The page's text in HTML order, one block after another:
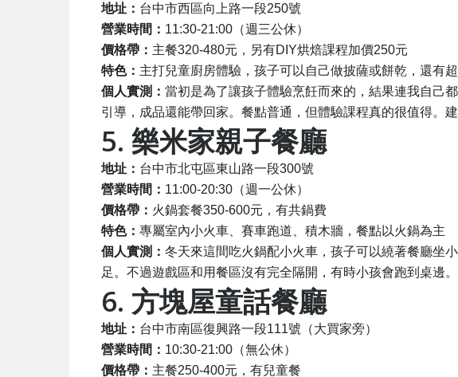
地址： 台中市西區向上路一段250號
營業時間： 11:30-21:00（週三公休）
價格帶： 主餐320-480元，另有DIY烘焙課程加價250元
特色： 主打兒童廚房體驗，孩子可以自己做披薩或餅乾，還有
個人實測： 當初是為了讓孩子體驗烹飪而來的，結果連我自己
引導，成品還能帶回家。餐點普通，但體驗課程真的很值得。
5. 樂米家親子餐廳
地址： 台中市北屯區東山路一段300號
營業時間： 11:00-20:30（週一公休）
價格帶： 火鍋套餐350-600元，有共鍋費
特色： 專屬室內小火車、賽車跑道、積木牆，餐點以火鍋為主
個人實測： 冬天來這間吃火鍋配小火車，孩子可以繞著餐廳坐
足。不過遊戲區和用餐區沒有完全隔開，有時小孩會跑到桌邊
6. 方塊屋童話餐廳
地址： 台中市南區復興路一段111號（大買家旁）
營業時間： 10:30-21:00（無公休）
價格帶： 主餐250-400元，有兒童餐